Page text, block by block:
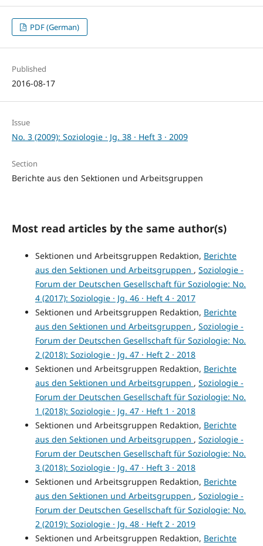
PDF (German)
Published
2016-08-17
Issue
No. 3 (2009): Soziologie · Jg. 38 · Heft 3 · 2009
Section
Berichte aus den Sektionen und Arbeitsgruppen
Most read articles by the same author(s)
Sektionen und Arbeitsgruppen Redaktion, Berichte
aus den Sektionen und Arbeitsgruppen , Soziologie -
Forum der Deutschen Gesellschaft für Soziologie: No.
4 (2017): Soziologie · Jg. 46 · Heft 4 · 2017
Sektionen und Arbeitsgruppen Redaktion, Berichte
aus den Sektionen und Arbeitsgruppen , Soziologie -
Forum der Deutschen Gesellschaft für Soziologie: No.
2 (2018): Soziologie · Jg. 47 · Heft 2 · 2018
Sektionen und Arbeitsgruppen Redaktion, Berichte
aus den Sektionen und Arbeitsgruppen , Soziologie -
Forum der Deutschen Gesellschaft für Soziologie: No.
1 (2018): Soziologie · Jg. 47 · Heft 1 · 2018
Sektionen und Arbeitsgruppen Redaktion, Berichte
aus den Sektionen und Arbeitsgruppen , Soziologie -
Forum der Deutschen Gesellschaft für Soziologie: No.
3 (2018): Soziologie · Jg. 47 · Heft 3 · 2018
Sektionen und Arbeitsgruppen Redaktion, Berichte
aus den Sektionen und Arbeitsgruppen , Soziologie -
Forum der Deutschen Gesellschaft für Soziologie: No.
2 (2019): Soziologie · Jg. 48 · Heft 2 · 2019
Sektionen und Arbeitsgruppen Redaktion, Berichte